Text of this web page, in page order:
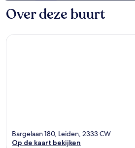
Over deze buurt
Bargelaan 180, Leiden, 2333 CW
Op de kaart bekijken